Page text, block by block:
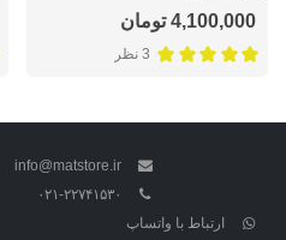
4,100,000 تومان
3 نظر
info@matstore.ir
۰۲۱-۲۲۷۴۱۵۳۰
ارتباط با واتساپ